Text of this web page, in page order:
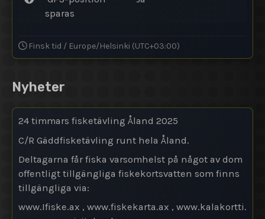
sparas
Finsk tid / Europe/Helsinki (UTC+03:00)
Nyheter
24 timmars fisketävling Åland 2025
C/R Gäddfisketävling runt hela Åland.
Deltagarna får fiska varsomhelst på något av dom
offentligt tillgängliga fiskekortsvatten som finns
tillgängliga via:
www.Ifiske.ax , www.fiskekarta.ax , www.kalakortti.